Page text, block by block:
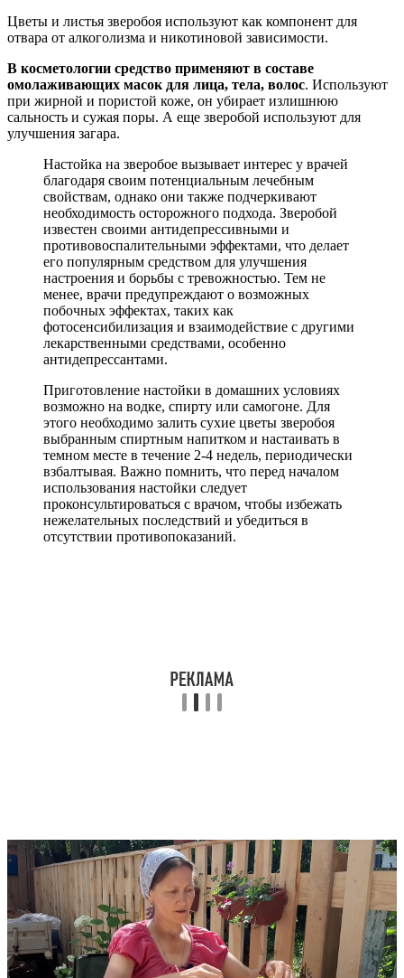
Цветы и листья зверобоя используют как компонент для
отвара от алкоголизма и никотиновой зависимости.
В косметологии средство применяют в составе
омолаживающих масок для лица, тела, волос. Используют
при жирной и пористой коже, он убирает излишнюю
сальность и сужая поры. А еще зверобой используют для
улучшения загара.
Настойка на зверобое вызывает интерес у врачей
благодаря своим потенциальным лечебным
свойствам, однако они также подчеркивают
необходимость осторожного подхода. Зверобой
известен своими антидепрессивными и
противовоспалительными эффектами, что делает
его популярным средством для улучшения
настроения и борьбы с тревожностью. Тем не
менее, врачи предупреждают о возможных
побочных эффектах, таких как
фотосенсибилизация и взаимодействие с другими
лекарственными средствами, особенно
антидепрессантами.
Приготовление настойки в домашних условиях
возможно на водке, спирту или самогоне. Для
этого необходимо залить сухие цветы зверобоя
выбранным спиртным напитком и настаивать в
темном месте в течение 2-4 недель, периодически
взбалтывая. Важно помнить, что перед началом
использования настойки следует
проконсультироваться с врачом, чтобы избежать
нежелательных последствий и убедиться в
отсутствии противопоказаний.